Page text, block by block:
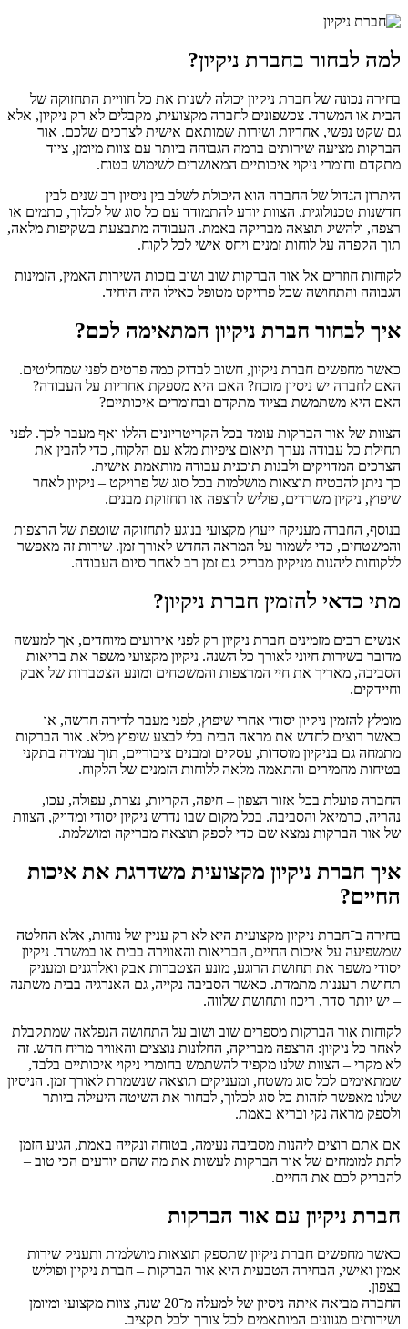
למה לבחור בחברת ניקיון?
בחירה נכונה של חברת ניקיון יכולה לשנות את כל חוויית התחזוקה של
הבית או המשרד. צכשפונים לחברה מקצועית, מקבלים לא רק ניקיון, אלא
גם שקט נפשי, אחריות ושירות שמותאם אישית לצרכים שלכם. אור
הברקות מציעה שירותים ברמה הגבוהה ביותר עם צוות מיומן, ציוד
מתקדם וחומרי ניקוי איכותיים המאושרים לשימוש בטוח.
היתרון הגדול של החברה הוא היכולת לשלב בין ניסיון רב שנים לבין
חדשנות טכנולוגית. הצוות יודע להתמודד עם כל סוג של לכלוך, כתמים או
רצפה, ולהשיג תוצאה מבריקה באמת. העבודה מתבצעת בשקיפות מלאה,
תוך הקפדה על לוחות זמנים ויחס אישי לכל לקוח.
לקוחות חוזרים אל אור הברקות שוב ושוב בזכות השירות האמין, הזמינות
הגבוהה והתחושה שכל פרויקט מטופל כאילו היה היחיד.
איך לבחור חברת ניקיון המתאימה לכם?
כאשר מחפשים חברת ניקיון, חשוב לבדוק כמה פרטים לפני שמחליטים.
האם לחברה יש ניסיון מוכח? האם היא מספקת אחריות על העבודה?
האם היא משתמשת בציוד מתקדם ובחומרים איכותיים?
הצוות של אור הברקות עומד בכל הקריטריונים הללו ואף מעבר לכך. לפני
תחילת כל עבודה נערך תיאום ציפיות מלא עם הלקוח, כדי להבין את
הצרכים המדויקים ולבנות תוכנית עבודה מותאמת אישית.
כך ניתן להבטיח תוצאות מושלמות בכל סוג של פרויקט – ניקיון לאחר
שיפוץ, ניקיון משרדים, פוליש לרצפה או תחזוקת מבנים.
בנוסף, החברה מעניקה ייעוץ מקצועי בנוגע לתחזוקה שוטפת של הרצפות
והמשטחים, כדי לשמור על המראה החדש לאורך זמן. שירות זה מאפשר
ללקוחות ליהנות מניקיון מבריק גם זמן רב לאחר סיום העבודה.
מתי כדאי להזמין חברת ניקיון?
אנשים רבים מזמינים חברת ניקיון רק לפני אירועים מיוחדים, אך למעשה
מדובר בשירות חיוני לאורך כל השנה. ניקיון מקצועי משפר את בריאות
הסביבה, מאריך את חיי המרצפות והמשטחים ומונע הצטברות של אבק
וחיידקים.
מומלץ להזמין ניקיון יסודי אחרי שיפוץ, לפני מעבר לדירה חדשה, או
כאשר רוצים לחדש את מראה הבית בלי לבצע שיפוץ מלא. אור הברקות
מתמחה גם בניקיון מוסדות, עסקים ומבנים ציבוריים, תוך עמידה בתקני
בטיחות מחמירים והתאמה מלאה ללוחות הזמנים של הלקוח.
החברה פועלת בכל אזור הצפון – חיפה, הקריות, נצרת, עפולה, עכו,
נהריה, כרמיאל והסביבה. בכל מקום שבו נדרש ניקיון יסודי ומדויק, הצוות
של אור הברקות נמצא שם כדי לספק תוצאה מבריקה ומושלמת.
איך חברת ניקיון מקצועית משדרגת את איכות
החיים?
בחירה ב־חברת ניקיון מקצועית היא לא רק עניין של נוחות, אלא החלטה
שמשפיעה על איכות החיים, הבריאות והאווירה בבית או במשרד. ניקיון
יסודי משפר את תחושת הרוגע, מונע הצטברות אבק ואלרגנים ומעניק
תחושת רעננות מתמדת. כאשר הסביבה נקייה, גם האנרגיה בבית משתנה
– יש יותר סדר, ריכוז ותחושת שלווה.
לקוחות אור הברקות מספרים שוב ושוב על התחושה הנפלאה שמתקבלת
לאחר כל ניקיון: הרצפה מבריקה, החלונות נוצצים והאוויר מריח חדש. זה
לא מקרי – הצוות שלנו מקפיד להשתמש בחומרי ניקוי איכותיים בלבד,
שמתאימים לכל סוג משטח, ומעניקים תוצאה שנשמרת לאורך זמן. הניסיון
שלנו מאפשר לזהות כל סוג לכלוך, לבחור את השיטה היעילה ביותר
ולספק מראה נקי ובריא באמת.
אם אתם רוצים ליהנות מסביבה נעימה, בטוחה ונקייה באמת, הגיע הזמן
לתת למומחים של אור הברקות לעשות את מה שהם יודעים הכי טוב –
להבריק לכם את החיים.
חברת ניקיון עם אור הברקות
כאשר מחפשים חברת ניקיון שתספק תוצאות מושלמות ותעניק שירות
אמין ואישי, הבחירה הטבעית היא אור הברקות – חברת ניקיון ופוליש
בצפון.
החברה מביאה איתה ניסיון של למעלה מ־20 שנה, צוות מקצועי ומיומן
ושירותים מגוונים המותאמים לכל צורך ולכל תקציב.